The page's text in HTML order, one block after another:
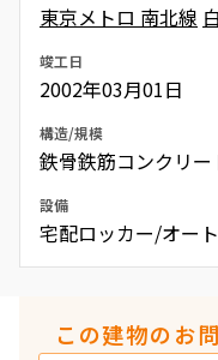
東京メトロ 南北線
竣工日
2002年03月01日
構造/規模
鉄骨鉄筋コンクリ
設備
宅配ロッカー/オー
この建物のお